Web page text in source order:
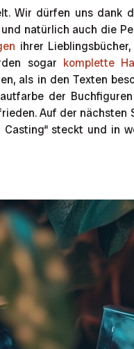
Wir dürfen uns dank
natürlich auch die
ihrer
sogar komplette
als in den Texten
der
Auf der nächsten
steckt und in